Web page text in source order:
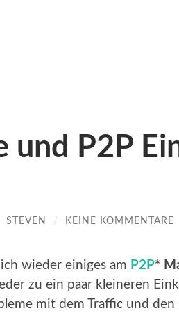
und P2P
STEVEN / KEINE KOMMENTARE
wieder einiges am P2P*
zu ein paar kleineren
mit dem Traffic und